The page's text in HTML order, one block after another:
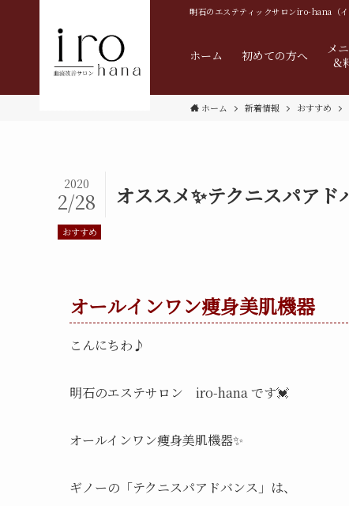
明石の エステティックサロンiro-hana（イ
ホーム 初めての方へ
メ
&
ホーム 新着情報 おすすめ
オススメ✨テクニスパアド
2020
2/28
おすすめ
オールインワン痩身美肌機器
こんにちわ♪
明石のエステサロン iro-hana です💓
オールインワン痩身美肌機器✨
ギノーの「テクニスパアドバンス」 は、